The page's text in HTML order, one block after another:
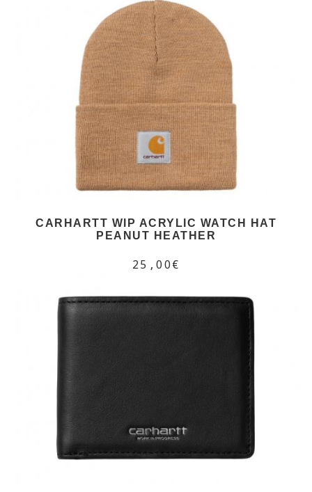
CARHARTT WIP ACRYLIC WATCH HAT
PEANUT HEATHER
25,00€